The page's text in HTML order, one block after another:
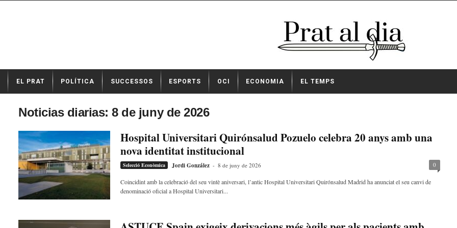
t
EL PRAT POLÍTICA SUCCESSOS ESPORTS OCI ECONOMIA EL TEMPS
Noticias diarias: 8 de juny de 2026
Hospital Universitari Quirónsalud Pozuelo celebra 20 anys amb una
nova identitat institucional
Selecció Econòmica Jordi González - 8 de juny de 2026 0
Coincidint amb la celebració del seu vintè aniversari, l’antic Hospital Universitari Quirónsalud Madrid ha anunciat el seu canvi de
denominació oficial a Hospital Universitari...